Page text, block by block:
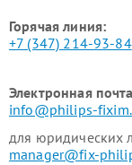
Горячая линия:
+7 (347) 214-93-84
Электронная
info@philips-
для юридических
manager@fix-